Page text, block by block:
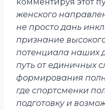
женского
не просто дань
признание
потенциала наших
путь от единичных
формирования
где спортсменки
подготовку и